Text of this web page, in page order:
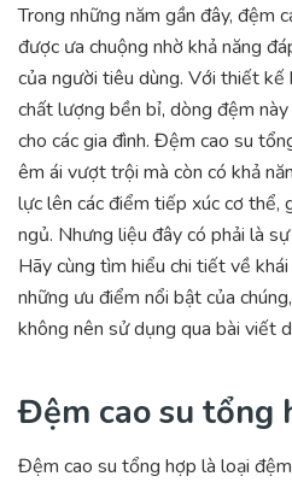
Trong những năm gần đây, đệm
được ưa chuộng nhờ khả năng
của người tiêu dùng. Với thiết kế
chất lượng bền bỉ, dòng đệm
cho các gia đình. Đệm cao su
êm ái vượt trội mà còn có khả
lực lên các điểm tiếp xúc cơ thể,
ngủ. Nhưng liệu đây có phải là
Hãy cùng tìm hiểu chi tiết về
những ưu điểm nổi bật của
không nên sử dụng qua bài viết
Đệm cao su tổng
Đệm cao su tổng hợp là loại